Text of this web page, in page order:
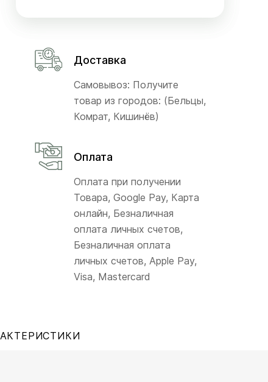
Доставка
Самовывоз: Получите
товар из городов: (Бельцы,
Комрат, Кишинёв)
Оплата
Оплата при получении
Товара, Google Pay, Карта
онлайн, Безналичная
оплата личных счетов,
Безналичная оплата
личных счетов, Apple Pay,
Visa, Mastercard